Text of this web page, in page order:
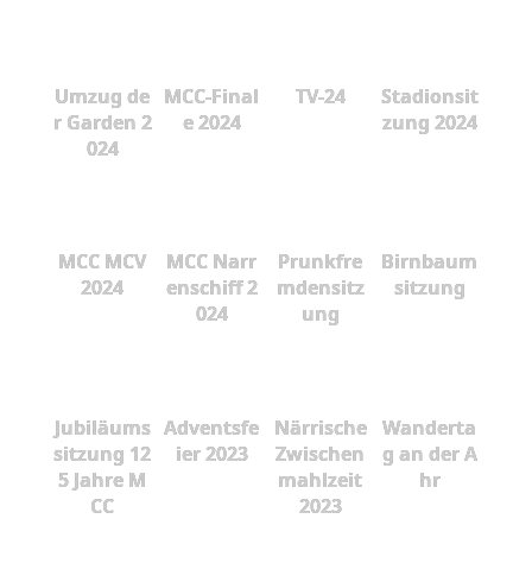
Umzug de
r Garden 2
024
MCC-Final
e 2024
TV-24
Stadionsit
zung 2024
MCC MCV
2024
MCC Narr
enschiff 2
024
Prunkfre
mdensitz
ung
Birnbaum
sitzung
Jubiläums
sitzung 12
5 Jahre M
CC
Adventsfe
ier 2023
Närrische
Zwischen
mahlzeit
2023
Wanderta
g an der A
hr